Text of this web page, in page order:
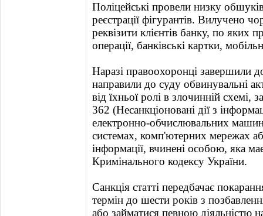
Поліцейські провели низку
реєстрації фігурантів. Вилучено
реквізити клієнтів банку, по яких
операції, банківські картки,
Наразі правоохоронці завершили
направили до суду обвинувальні
від їхньої ролі в злочинній
362 (Несанкціоновані дії з
електронно-обчислювальних
системах, комп'ютерних мережах
інформації, вчинені особою, яка
Кримінального кодексу України.
Санкція статті передбачає
термін до шести років з
або займатися певною діяльністю